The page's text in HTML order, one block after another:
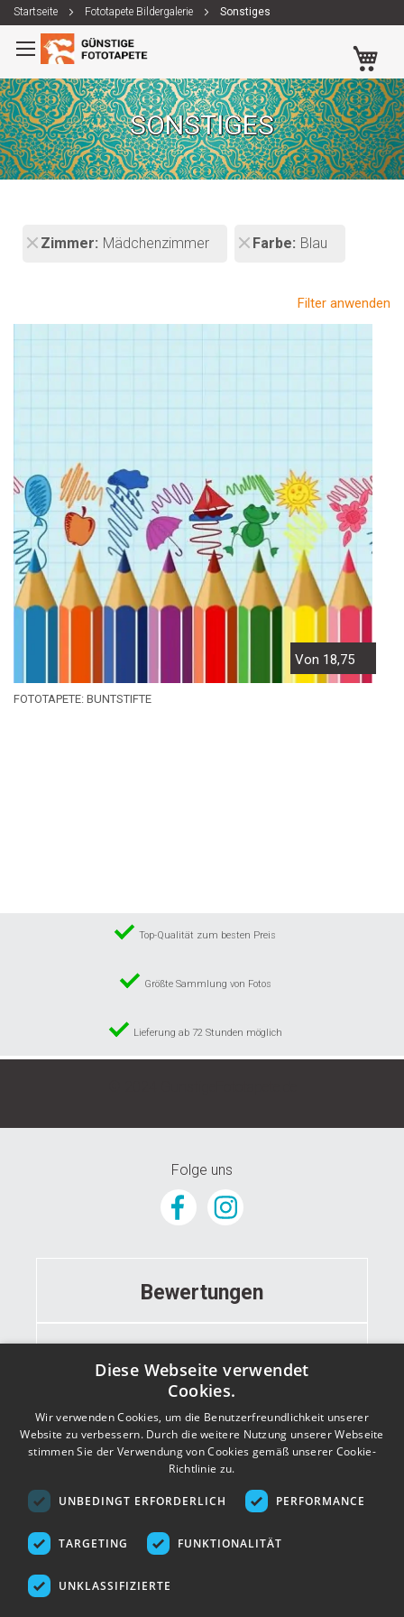
Startseite Fototapete Bildergalerie Sonstiges
Zum
Inhalt
springen
SONSTIGES
Zimmer Mädchenzimmer Farbe Blau
Filter anwenden
Von 18,75
FOTOTAPETE: BUNTSTIFTE
Top-Qualität zum besten Preis
Größte Sammlung von Fotos
Lieferung ab 72 Stunden möglich
Folge uns
Bewertungen
Informationen
Kontakt
Diese Webseite verwendet
Cookies.
Wir verwenden Cookies, um die Benutzerfreundlichkeit unserer
Website zu verbessern. Durch die weitere Nutzung unserer Webseite
stimmen Sie der Verwendung von Cookies gemäß unserer Cookie-
Richtlinie zu.
UNBEDINGT ERFORDERLICH PERFORMANCE
TARGETING FUNKTIONALITÄT
UNKLASSIFIZIERTE